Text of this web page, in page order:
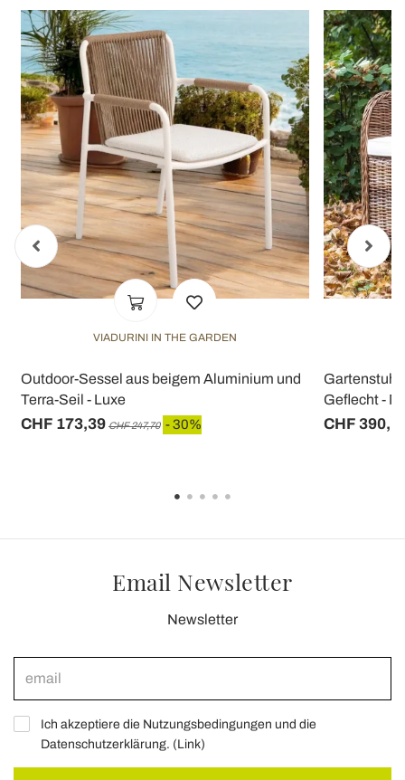
VIADURINI IN THE GARDEN
Outdoor-Sessel aus beigem Aluminium und
Terra-Seil - Luxe
CHF 173,39 CHF 247,70 - 30%
Gartenstuhl
Geflecht -
CHF
Email Newsletter
Newsletter
Ich akzeptiere die Nutzungsbedingungen und die
Datenschutzerklärung. (Link)